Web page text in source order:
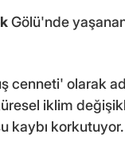
Gölü'nde
cenneti' olarak
iklim
kaybı korkutuyor.